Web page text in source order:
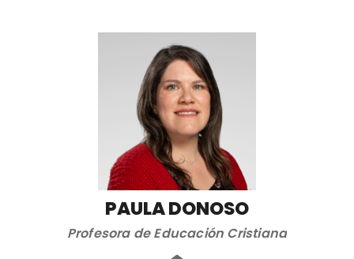
PAULA DONOSO
Profesora de Educación Cristiana